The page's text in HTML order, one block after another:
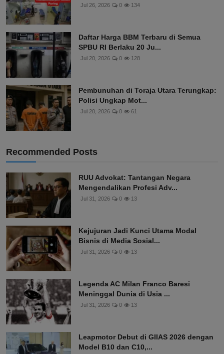
Jul 26, 2026 0 134
Daftar Harga BBM Terbaru di Semua
SPBU RI Berlaku 20 Ju...
Jul 20, 2026 0 128
Pembunuhan di Toraja Utara Terungkap:
Polisi Ungkap Mot...
Jul 20, 2026 0 61
Recommended Posts
RUU Advokat: Tantangan Negara
Mengendalikan Profesi Adv...
Jul 31, 2026 0 13
Kejujuran Jadi Kunci Utama Modal
Bisnis di Media Sosial...
Jul 31, 2026 0 13
Legenda AC Milan Franco Baresi
Meninggal Dunia di Usia ...
Jul 31, 2026 0 13
Leapmotor Debut di GIIAS 2026 dengan
Model B10 dan C10,...